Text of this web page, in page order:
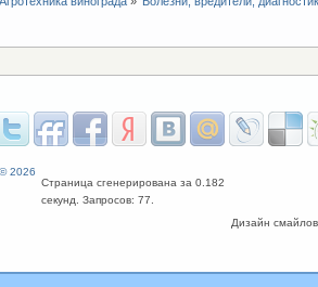
Дизайн
2026
Страница сгенерирована за 0.182
секунд. Запросов: 77.